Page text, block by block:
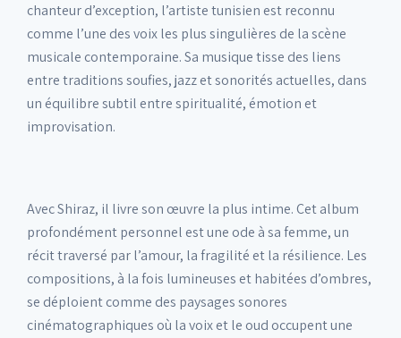
chanteur d’exception, l’artiste tunisien est reconnu
comme l’une des voix les plus singulières de la scène
musicale contemporaine. Sa musique tisse des liens
entre traditions soufies, jazz et sonorités actuelles, dans
un équilibre subtil entre spiritualité, émotion et
improvisation.
Avec Shiraz, il livre son œuvre la plus intime. Cet album
profondément personnel est une ode à sa femme, un
récit traversé par l’amour, la fragilité et la résilience. Les
compositions, à la fois lumineuses et habitées d’ombres,
se déploient comme des paysages sonores
cinématographiques où la voix et le oud occupent une